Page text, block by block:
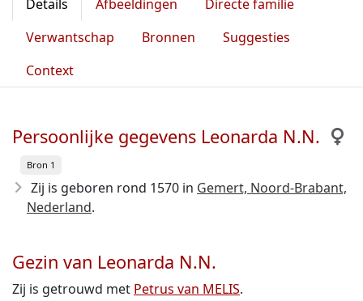
Details Afbeeldingen
Directe familie
Verwantschap
Bronnen
Suggesties
Context
Persoonlijke gegevens Leonarda N.N.
Bron 1
Zij is geboren rond 1570 in Gemert, Noord-Brabant,
Nederland.
Gezin van Leonarda N.N.
Zij is getrouwd met Petrus van MELIS.